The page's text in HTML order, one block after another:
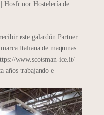
Hosfrinor Hostelería de
este galardón Partner
Italiana de máquinas
www.scotsman-ice.it/
años trabajando e